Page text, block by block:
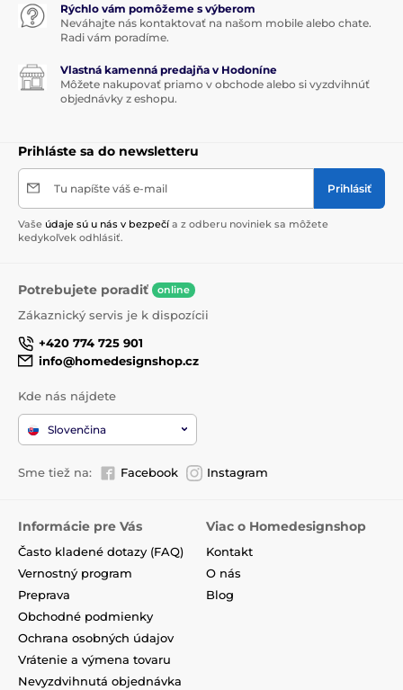
Rýchlo vám pomôžeme s výberom
Neváhajte nás kontaktovať na našom mobile alebo chate.
Radi vám poradíme.
Vlastná kamenná predajňa v Hodoníne
Môžete nakupovať priamo v obchode alebo si vyzdvihnúť
objednávky z eshopu.
Prihláste sa do newsletteru
Tu napíšte váš e-mail Prihlásiť
Vaše údaje sú u nás v bezpečí a z odberu noviniek sa môžete
kedykoľvek odhlásiť.
Potrebujete poradiť online
Zákaznický servis je k dispozícii
+420 774 725 901
info@homedesignshop.cz
Kde nás nájdete
Slovenčina
Sme tiež na: Facebook Instagram
Informácie pre Vás
Často kladené dotazy (FAQ)
Vernostný program
Preprava
Obchodné podmienky
Ochrana osobných údajov
Vrátenie a výmena tovaru
Nevyzdvihnutá objednávka
Viac o Homedesignshop
Kontakt
O nás
Blog